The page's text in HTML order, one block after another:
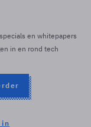
en whitepapers
in en rond tech
in